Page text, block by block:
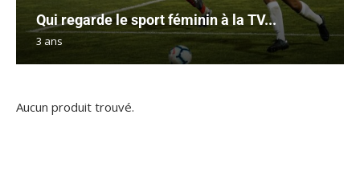
Qui regarde le sport féminin à la TV...
3 ans
Aucun produit trouvé.